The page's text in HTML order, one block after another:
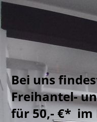
Bei uns
Freihantel-
für 50,- €* im